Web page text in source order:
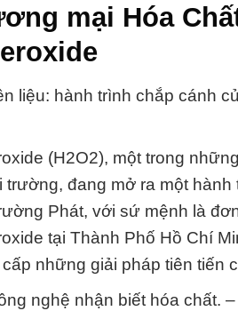
mại Hóa
liệu: hành trình chắp cánh
(H2O2), một trong
đang mở ra một
Phát, với sứ mệnh là
tại Thành Phố Hồ Chí
những giải pháp tiên tiến
nghệ nhận biết hóa chất.